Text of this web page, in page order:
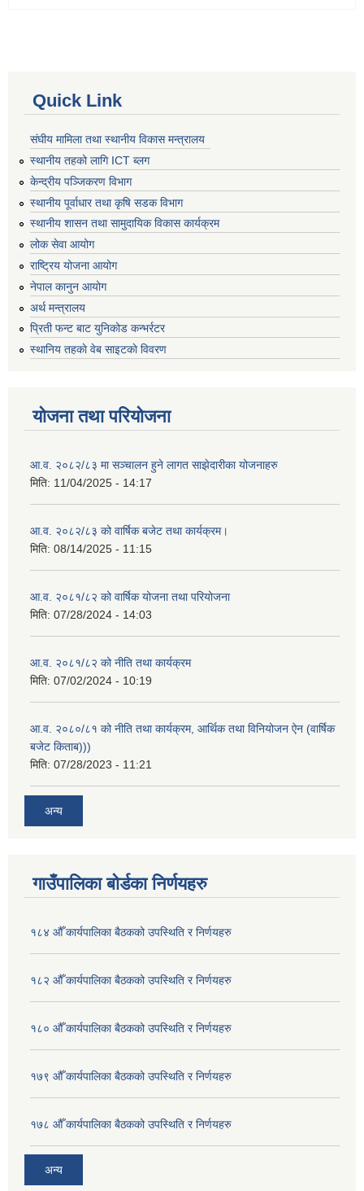
Quick Link
संघीय मामिला तथा स्थानीय विकास मन्त्रालय
स्थानीय तहको लागि ICT ब्लग
केन्द्रीय पञ्जिकरण विभाग
स्थानीय पूर्वाधार तथा कृषि सडक विभाग
स्थानीय शासन तथा सामुदायिक विकास कार्यक्रम
लोक सेवा आयोग
राष्ट्रिय योजना आयोग
नेपाल कानुन आयोग
अर्थ मन्त्रालय
प्रिती फन्ट बाट युनिकोड कन्भर्रटर
स्थानिय तहकाे वेब साइटकाे विवरण
योजना तथा परियोजना
आ.व. २०८२/८३ मा सञ्चालन हुने लागत साझेदारीका योजनाहरु
मिति: 11/04/2025 - 14:17
आ.व. २०८२/८३ को वार्षिक बजेट तथा कार्यक्रम।
मिति: 08/14/2025 - 11:15
आ.व. २०८१/८२ को वार्षिक योजना तथा परियोजना
मिति: 07/28/2024 - 14:03
आ.व. २०८१/८२ को नीति तथा कार्यक्रम
मिति: 07/02/2024 - 10:19
आ.व. २०८०/८१ को नीति तथा कार्यक्रम, आर्थिक तथा विनियोजन ऐन (वार्षिक
बजेट किताब)))
मिति: 07/28/2023 - 11:21
अन्य
गाउँपालिका बोर्डका निर्णयहरु
१८४ औँ कार्यपालिका बैठकको उपस्थिति र निर्णयहरु
१८२ औँ कार्यपालिका बैठकको उपस्थिति र निर्णयहरु
१८० औँ कार्यपालिका बैठकको उपस्थिति र निर्णयहरु
१७९ औँ कार्यपालिका बैठकको उपस्थिति र निर्णयहरु
१७८ औँ कार्यपालिका बैठकको उपस्थिति र निर्णयहरु
अन्य